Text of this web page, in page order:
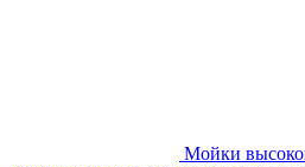
Мойки